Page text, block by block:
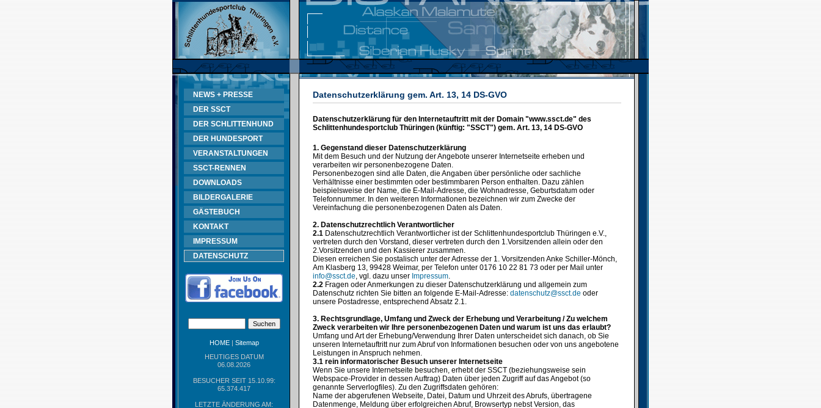
NEWS + PRESSE
DER SSCT
DER SCHLITTENHUND
DER HUNDESPORT
VERANSTALTUNGEN
SSCT-RENNEN
DOWNLOADS
BILDERGALERIE
GÄSTEBUCH
KONTAKT
IMPRESSUM
DATENSCHUTZ
HOME| Sitemap
HEUTIGES DATUM
06.08.2026
BESUCHER SEIT 15.10.99:
65.374.417
LETZTE ÄNDERUNG AM:
Datenschutzerklärung gem. Art. 13, 14 DS-GVO
Datenschutzerklärung für den Internetauftritt mit der Domain "www.ssct.de" des
Schlittenhundesportclub Thüringen (künftig: "SSCT") gem. Art. 13, 14 DS-GVO
1. Gegenstand dieser Datenschutzerklärung
Mit dem Besuch und der Nutzung der Angebote unserer Internetseite erheben und
verarbeiten wir personenbezogene Daten.
Personenbezogen sind alle Daten, die Angaben über persönliche oder sachliche
Verhältnisse einer bestimmten oder bestimmbaren Person enthalten. Dazu zählen
beispielsweise der Name, die E-Mail-Adresse, die Wohnadresse, Geburtsdatum oder
Telefonnummer. In den weiteren Informationen bezeichnen wir zum Zwecke der
Vereinfachung die personenbezogenen Daten als Daten.
2. Datenschutzrechtlich Verantwortlicher
2.1 Datenschutzrechtlich Verantwortlicher ist der Schlittenhundesportclub Thüringen e.V.,
vertreten durch den Vorstand, dieser vertreten durch den 1.Vorsitzenden allein oder den
2.Vorsitzenden und den Kassierer zusammen.
Diesen erreichen Sie postalisch unter der Adresse der 1. Vorsitzenden Anke Schiller-Mönch,
Am Klasberg 13, 99428 Weimar, per Telefon unter 0176 10 22 81 73 oder per Mail unter
info@ssct.de, vgl. dazu unser Impressum.
2.2 Fragen oder Anmerkungen zu dieser Datenschutzerklärung und allgemein zum
Datenschutz richten Sie bitten an folgende E-Mail-Adresse: datenschutz@ssct.de oder
unsere Postadresse, entsprechend Absatz 2.1.
3. Rechtsgrundlage, Umfang und Zweck der Erhebung und Verarbeitung / Zu welchem
Zweck verarbeiten wir Ihre personenbezogenen Daten und warum ist uns das erlaubt?
Umfang und Art der Erhebung/Verwendung Ihrer Daten unterscheidet sich danach, ob Sie
unseren Internetauftritt nur zum Abruf von Informationen besuchen oder von uns angebotene
Leistungen in Anspruch nehmen.
3.1 rein informatorischer Besuch unserer Internetseite
Wenn Sie unsere Internetseite besuchen, erhebt der SSCT (beziehungsweise sein
Webspace-Provider in dessen Auftrag) Daten über jeden Zugriff auf das Angebot (so
genannte Serverlogfiles). Zu den Zugriffsdaten gehören:
Name der abgerufenen Webseite, Datei, Datum und Uhrzeit des Abrufs, übertragene
Datenmenge, Meldung über erfolgreichen Abruf, Browsertyp nebst Version, das